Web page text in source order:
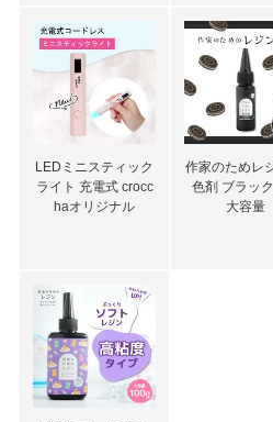
LEDミニスティック
ライト 充電式 crocc
haオリジナル
作家のためレ
色剤 ブラッ
大容量